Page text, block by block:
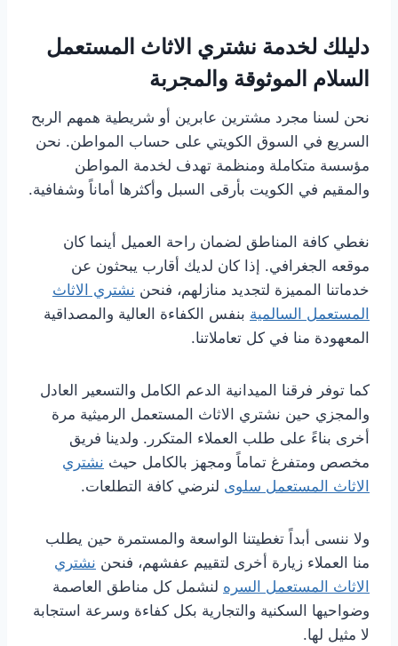
دليلك لخدمة نشتري الاثاث المستعمل
السلام الموثوقة والمجربة
نحن لسنا مجرد مشترين عابرين أو شريطية همهم الربح
السريع في السوق الكويتي على حساب المواطن. نحن
مؤسسة متكاملة ومنظمة تهدف لخدمة المواطن
والمقيم في الكويت بأرقى السبل وأكثرها أماناً وشفافية.
نغطي كافة المناطق لضمان راحة العميل أينما كان
موقعه الجغرافي. إذا كان لديك أقارب يبحثون عن
خدماتنا المميزة لتجديد منازلهم، فنحن نشتري الاثاث
المستعمل السالمية بنفس الكفاءة العالية والمصداقية
المعهودة منا في كل تعاملاتنا.
كما توفر فرقنا الميدانية الدعم الكامل والتسعير العادل
والمجزي حين نشتري الاثاث المستعمل الرميثية مرة
أخرى بناءً على طلب العملاء المتكرر. ولدينا فريق
مخصص ومتفرغ تماماً ومجهز بالكامل حيث نشتري
الاثاث المستعمل سلوى لنرضي كافة التطلعات.
ولا ننسى أبداً تغطيتنا الواسعة والمستمرة حين يطلب
منا العملاء زيارة أخرى لتقييم عفشهم، فنحن نشتري
الاثاث المستعمل السره لنشمل كل مناطق العاصمة
وضواحيها السكنية والتجارية بكل كفاءة وسرعة استجابة
لا مثيل لها.